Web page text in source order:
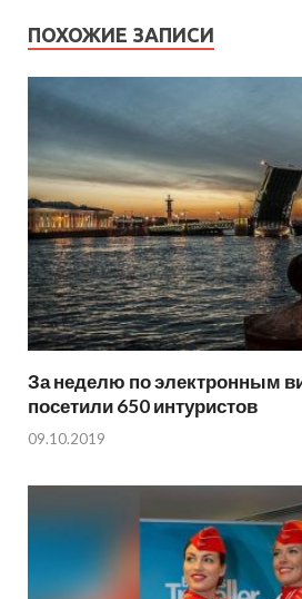
ПОХОЖИЕ ЗАПИСИ
За неделю по электронным
посетили 650 интуристов
09.10.2019